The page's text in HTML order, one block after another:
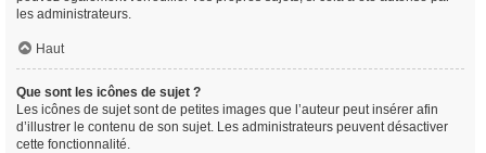
les administrateurs.
Haut
Que sont les icônes de sujet ?
Les icônes de sujet sont de petites images que l’auteur peut insérer afin
d’illustrer le contenu de son sujet. Les administrateurs peuvent désactiver
cette fonctionnalité.